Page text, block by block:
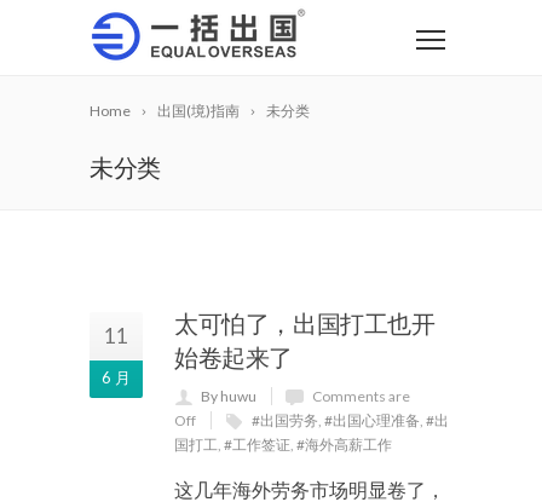
Home 出国(境)指南 未分类
未分类
11
6 月
太可怕了，出国打工也开
始卷起来了
By huwu
Comments are
Off
#出国劳务, #出国心理准备, #出
国打工, #工作签证, #海外高薪工作
这几年海外劳务市场明显卷了，